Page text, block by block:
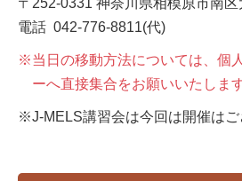
〒252-0331 神奈川県相模原市南
電話 042-776-8811(代)
※当日の移動方法については、個
ーへ直接集合をお願いいたします
※J-MELS講習会は今回は開催はご